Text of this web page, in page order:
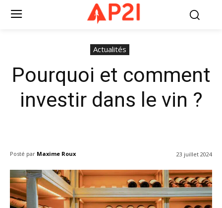
Actualités
Pourquoi et comment
investir dans le vin ?
23 juillet 2024
Posté par Maxime Roux